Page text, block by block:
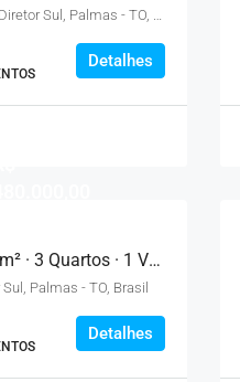
Quadra 204 Sul Alameda 10 - Plano Diretor Sul, Palmas - TO, Brasil
Detalhes
Apartamento espaçoso · 110m² · 3 Quartos · 1 Vaga – Palmas
Palmas - TO, Brasil
Detalhes